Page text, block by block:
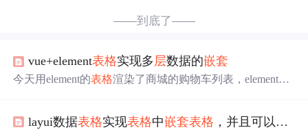
——到底了——
vue+element表格实现多 层数据的嵌套
今天用element的表格渲染了商城的购物车列表，element的
非常方便，但是天不尽人愿呐，后台接口返回的数据 是 嵌
layui数据表格实现表格中嵌套表格 ，并且可以折叠展开